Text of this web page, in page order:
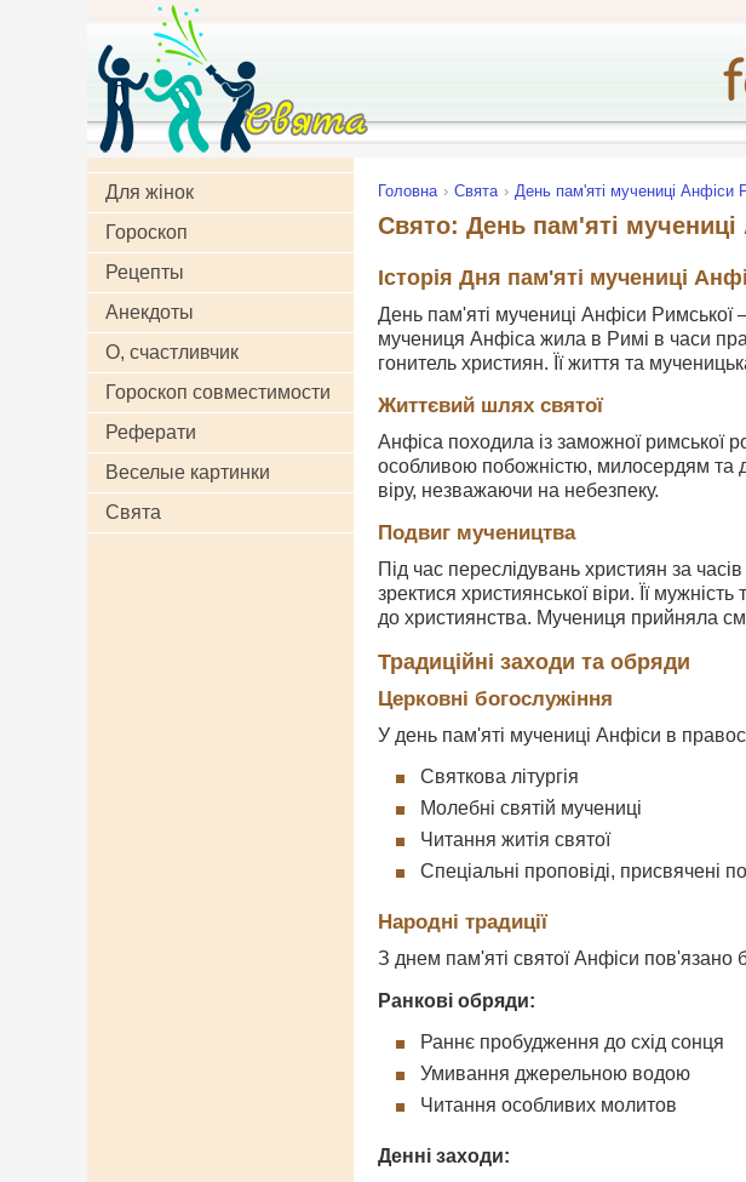
Для жінок
Гороскоп
Рецепты
Анекдоты
О, счастливчик
Гороскоп совместимости
Реферати
Веселые картинки
Свята
Головна Свята День пам'яті мучениці Анфіси
Свято: День пам'яті
Історія Дня пам'яті мучениці
День пам'яті мучениці Анфіси Римської
мучениця Анфіса жила в Римі в часи
гонитель християн. Її життя та
Життєвий шлях святої
Анфіса походила із заможної римської
особливою побожністю, милосердям та
віру, незважаючи на небезпеку.
Подвиг мучеництва
Під час переслідувань християн за
зректися християнської віри. Її
до християнства. Мучениця прийняла
Традиційні заходи та обряди
Церковні богослужіння
У день пам'яті мучениці Анфіси в
Святкова літургія
Молебні святій мучениці
Читання житія святої
Спеціальні проповіді, присвячені
Народні традиції
З днем пам'яті святої Анфіси пов'язано
Ранкові обряди:
Раннє пробудження до схід сонця
Умивання джерельною водою
Читання особливих молитов
Денні заходи: